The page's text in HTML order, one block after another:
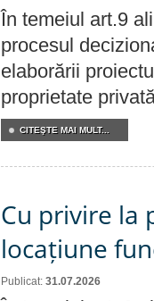
În temeiul art.9
procesul
elaborării
proprietate
CITEŞTE MAI MULT...
Cu privire la
locațiune
Publicat: 31.07.2026